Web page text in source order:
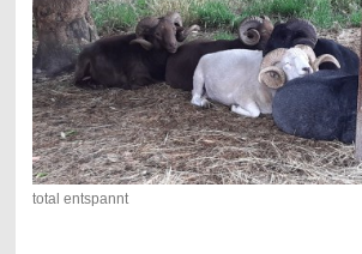
total entspannt